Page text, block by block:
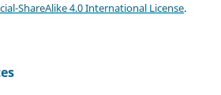
ShareAlike 4.0 International License.